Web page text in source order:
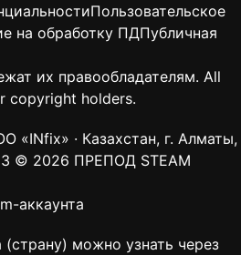
Пользовательское
на обработку ПДПубличная
их правообладателям. All
copyright holders.
«INfix» · Казахстан, г. Алматы,
© 2026 ПРЕПОД STEAM
аккаунта
(страну) можно узнать через